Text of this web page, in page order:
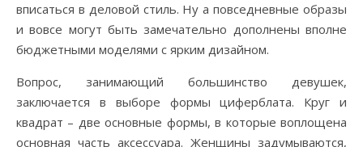
вписаться в деловой стиль. Ну а повседневные образы
и вовсе могут быть замечательно дополнены вполне
бюджетными моделями с ярким дизайном.
Вопрос, занимающий большинство девушек,
заключается в выборе формы циферблата. Круг и
квадрат – две основные формы, в которые воплощена
основная часть аксессуара. Женщины задумываются,